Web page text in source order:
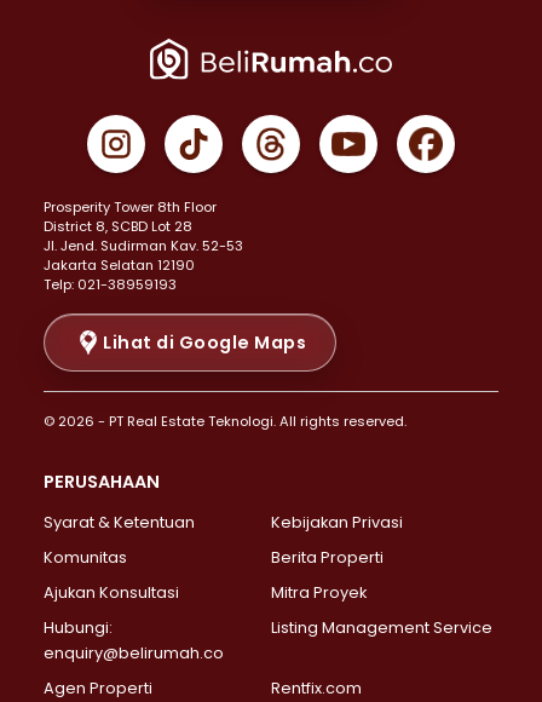
Properti Dijual di Jakarta Pusat >
Properti Dijual di Gambir >
Properti Dijual di Johar Baru >
Properti Dijual di Menteng >
Properti Dijual di Senen >
Properti Dijual di Tanah Abang >
Properti Dijual di Cikini >
Properti Dijual di Kramat >
Properti Dijual di Pasar Baru >
Properti Dijual di Bendungan Hilir >
Properti Dijual di Jakarta Selatan >
Properti Dijual di Lebak Bulus >
Properti Dijual di Gandaria Selatan >
Properti Dijual di Pondok Labu >
Properti Dijual di Lenteng Agung >
Properti Dijual di Senayan >
Properti Dijual di Pondok Pinang >
Prosperity Tower 8th Floor
District 8, SCBD Lot 28
JI. Jend. Sudirman Kav. 52-53
Jakarta Selatan 12190
Telp: 021-38959193
Lihat di Google Maps
© 2026 - PT Real Estate Teknologi. All rights reserved.
PERUSAHAAN
Syarat & Ketentuan
Kebijakan Privasi
Komunitas
Berita Properti
Ajukan Konsultasi
Mitra Proyek
Hubungi:
enquiry@belirumah.co
Listing Management Service
Agen Properti Rentfix.com